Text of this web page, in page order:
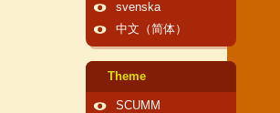
svenska
中文（简体）
Theme
SCUMM